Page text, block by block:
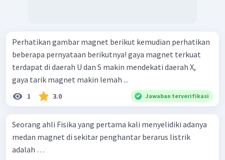
Perhatikan gambar magnet berikut kemudian perhatikan
beberapa pernyataan berikutnya! gaya magnet terkuat
terdapat di daerah U dan S makin mendekati daerah X,
gaya tarik magnet makin lemah ...
1 3.0 Jawaban terverifikasi
Seorang ahli Fisika yang pertama kali menyelidiki adanya
medan magnet di sekitar penghantar berarus listrik
adalah …